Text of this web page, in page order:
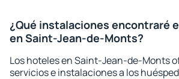
¿Qué instalaciones encontraré
en Saint-Jean-de-Monts?
Los hoteles en Saint-Jean-de-Monts
servicios e instalaciones a los